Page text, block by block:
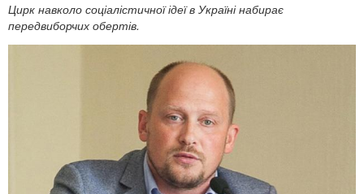
Цирк навколо соціалістичної ідеї в Україні набирає
передвиборчих обертів.